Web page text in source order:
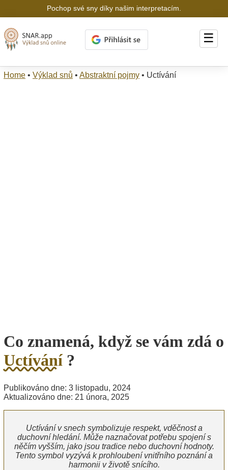
Pochop své sny díky našim interpretacím.
☰
Home • Výklad snů • Abstraktní pojmy • Uctívání
Co znamená, když se vám zdá o
Uctívání?
Publikováno dne: 3 listopadu, 2024
Aktualizováno dne: 21 února, 2025
Uctívání v snech symbolizuje respekt, vděčnost a
duchovní hledání. Může naznačovat potřebu spojení s
něčím vyšším, jako jsou tradice nebo duchovní hodnoty.
Tento symbol vyzývá k prohloubení vnitřního poznání a
harmonii v životě snícího.